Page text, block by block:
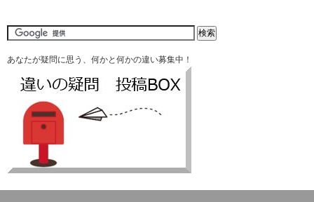
あなたが疑問に思う、何かと何かの違い募集中！